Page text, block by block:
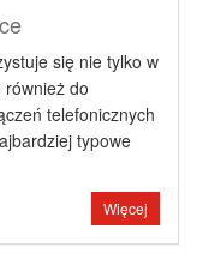
się nie tylko w
do
telefonicznych
typowe
Więcej